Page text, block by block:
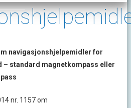
navigasjonshjelpemidler for
– standard magnetkompass eller
nr. 1157 om